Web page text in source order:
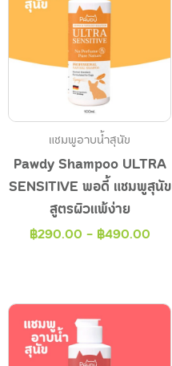
แชมพูอาบน้ำสุนัข
Pawdy Shampoo ULTRA
SENSITIVE พอดี้ แชมพูสุนัข
สูตรผิวแพ้ง่าย
฿290.00 - ฿490.00